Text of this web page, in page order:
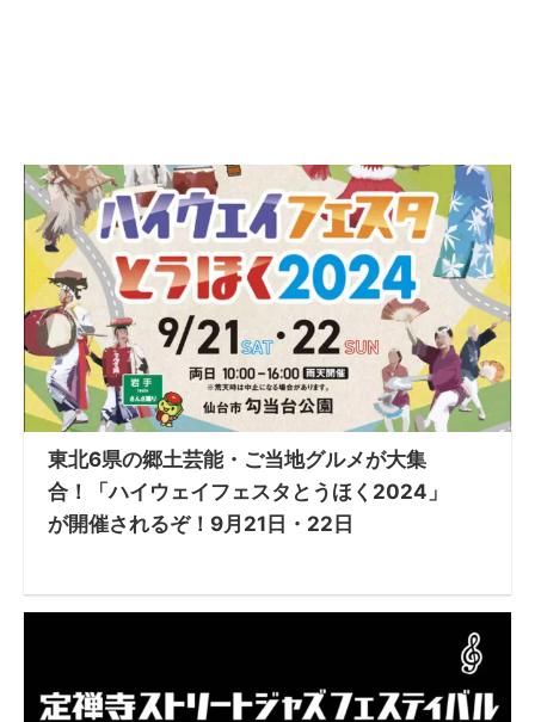
東北6県の郷土芸能・ご当地グルメが大集
合！「ハイウェイフェスタとうほく2024」
が開催されるぞ！9月21日・22日